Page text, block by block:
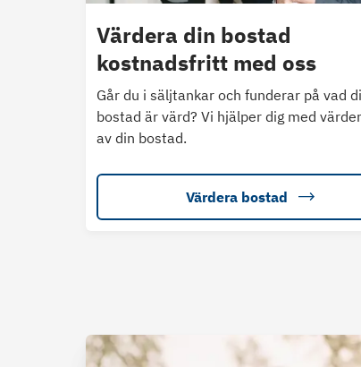
Värdera din bostad
kostnadsfritt med oss
Går du i säljtankar och funderar på vad
bostad är värd? Vi hjälper dig med
av din bostad.
Värdera bostad